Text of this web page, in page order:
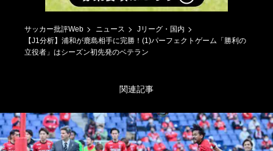
サッカー批評Web ニュース
Jリーグ・国内
【J1分析】浦和が鹿島相手に完勝！(1)パーフェクトゲーム「勝利の
立役者」はシーズン初先発のベテラン
関連記事